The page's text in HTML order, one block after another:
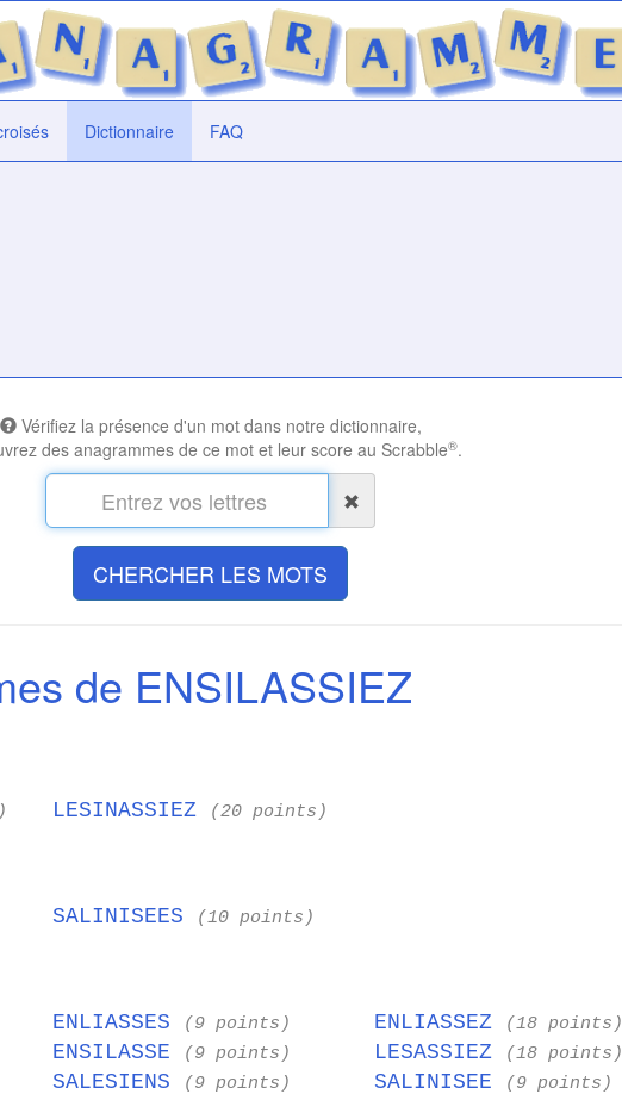
Dictionnaire FAQ
Vérifiez la présence d'un mot dans notre dictionnaire,
des anagrammes de ce mot et leur score au Scrabble®.
CHERCHER LES MOTS
de ENSILASSIEZ
LESINASSIEZ (20 points)
SALINISEES (10 points)
ENLIASSES (9 points) ENLIASSEZ (18 points)
ENSILASSE (9 points) LESASSIEZ (18 points)
SALESIENS (9 points) SALINISEE (9 points)